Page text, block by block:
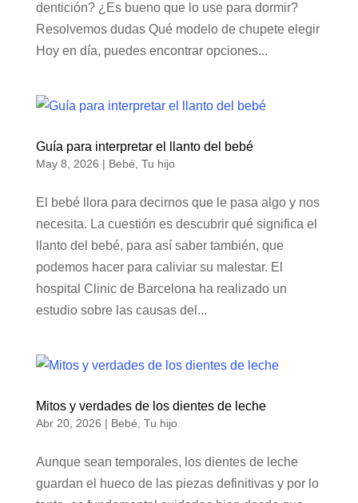
dentición? ¿Es bueno que lo use para dormir?
Resolvemos dudas Qué modelo de chupete elegir
Hoy en día, puedes encontrar opciones...
Guía para interpretar el llanto del bebé
May 8, 2026 | Bebé, Tu hijo
El bebé llora para decirnos que le pasa algo y nos
necesita. La cuestión es descubrir qué significa el
llanto del bebé, para así saber también, que
podemos hacer para caliviar su malestar. El
hospital Clinic de Barcelona ha realizado un
estudio sobre las causas del...
Mitos y verdades de los dientes de leche
Abr 20, 2026 | Bebé, Tu hijo
Aunque sean temporales, los dientes de leche
guardan el hueco de las piezas definitivas y por lo